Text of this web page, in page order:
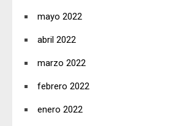
mayo 2022
abril 2022
marzo 2022
febrero 2022
enero 2022